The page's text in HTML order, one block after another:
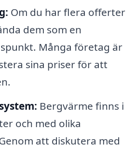
Om du har flera offerter
dem som en
Många företag är
sina priser för att
Bergvärme finns i
och med olika
att diskutera med